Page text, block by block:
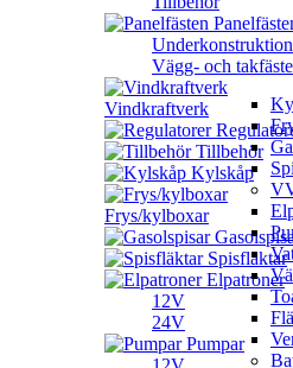
Underkonstruktion
Vägg- och
Vindkraftverk
Tillbehör
Kylskåp
Frys/kylboxar
Spisfläktar
Elpatroner
12V
24V
Pumpar